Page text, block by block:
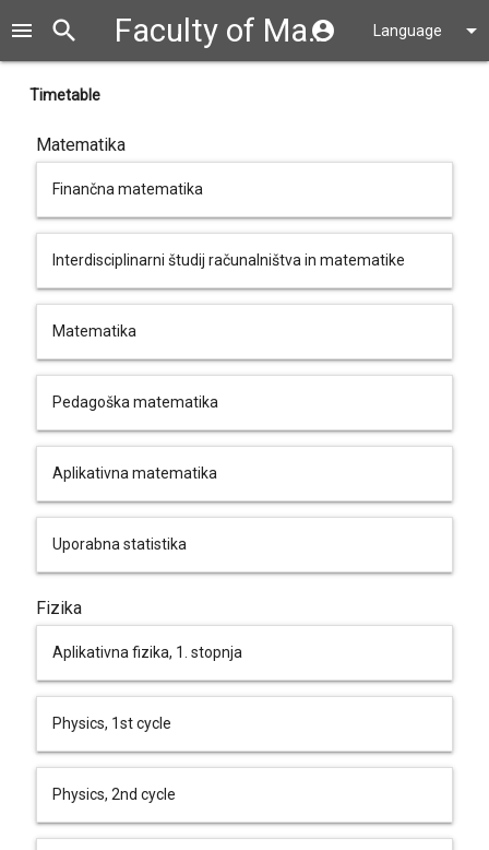
Faculty of Mathematics and Physics
menu Language arrow_drop_down
account_circle
search close
Timetable
Matematika
Finančna matematika
Interdisciplinarni študij računalništva in matematike
Matematika
Pedagoška matematika
Aplikativna matematika
Uporabna statistika
Fizika
Aplikativna fizika, 1. stopnja
Physics, 1st cycle
Physics, 2nd cycle